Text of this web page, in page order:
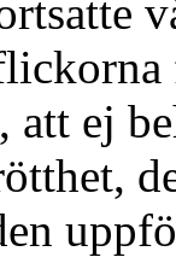
att ej